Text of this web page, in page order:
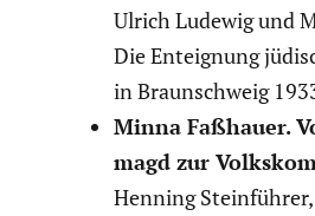
Ulrich Ludewig und
Die Enteig­nung
in Braun­schweig
Minna Faßhauer.
magd zur
Henning Stein­führer,